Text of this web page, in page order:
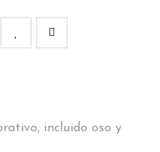
incluido oso y